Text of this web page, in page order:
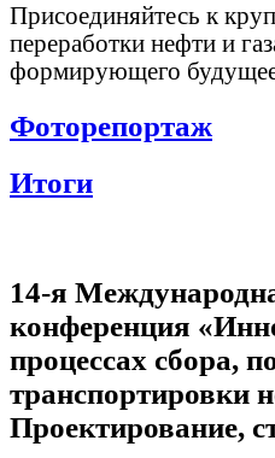
Присоединяйтесь к
переработки нефти и
формирующего
Фоторепортаж
Итоги
14-я
конференция
процессах сбора,
транспортировки
Проектирование,